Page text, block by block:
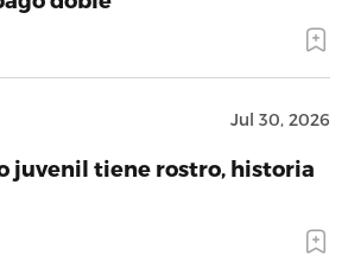
Jul 30, 2026
juvenil tiene rostro, historia